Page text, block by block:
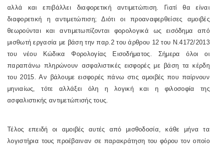
αλλά και επιβάλλει διαφορετική αντιμετώπιση. Γιατί θα είναι
διαφορετική η αντιμετώπιση; Διότι οι προαναφερθείσες αμοιβές
θεωρούνται και αντιμετωπίζονται φορολογικά ως εισόδημα από
μισθωτή εργασία με βάση την παρ.2 του άρθρου 12 του Ν.4172/2013
του νέου Κώδικα Φορολογίας Εισοδήματος. Σήμερα όλοι οι
παραπάνω πληρώνουν ασφαλιστικές εισφορές με βάση τα κέρδη
του 2015. Αν βάλουμε εισφορές πάνω στις αμοιβές που παίρνουν
μηνιαίως, τότε αλλάξει όλη η λογική και η φιλοσοφία της
ασφαλιστικής αντιμετώπισής τους.
Τέλος επειδή οι αμοιβές αυτές από μισθοδοσία, κάθε μήνα τα
λογιστήρια τους προέβαιναν σε παρακράτηση του φόρου τον οποίο